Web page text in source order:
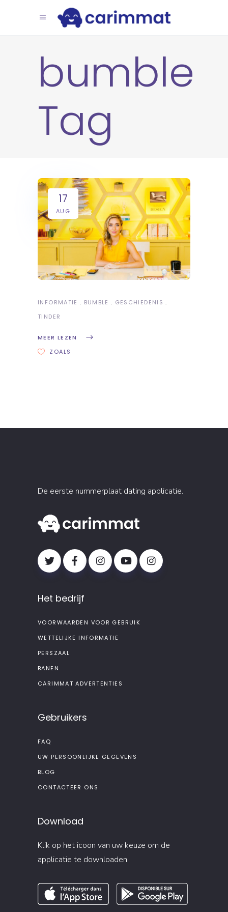
bumble
Tag
17
AUG
INFORMATIE BUMBLE
GESCHIEDENIS
TINDER
MEER LEZEN
ZOALS
De eerste nummerplaat dating applicatie.
Het bedrijf
VOORWAARDEN VOOR GEBRUIK
WETTELIJKE INFORMATIE
PERSZAAL
BANEN
CARIMMAT ADVERTENTIES
Gebruikers
FAQ
UW PERSOONLIJKE GEGEVENS
BLOG
CONTACTEER ONS
Download
Klik op het icoon van uw keuze om de
applicatie te downloaden